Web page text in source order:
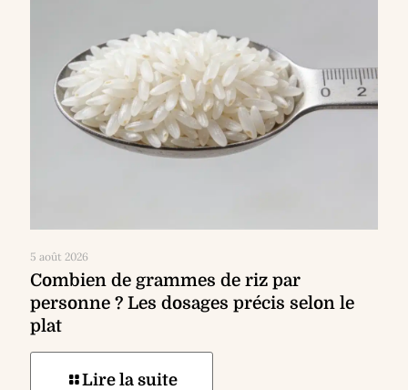
5 août 2026
Combien de grammes de riz par
personne ? Les dosages précis selon le
plat
Lire la suite